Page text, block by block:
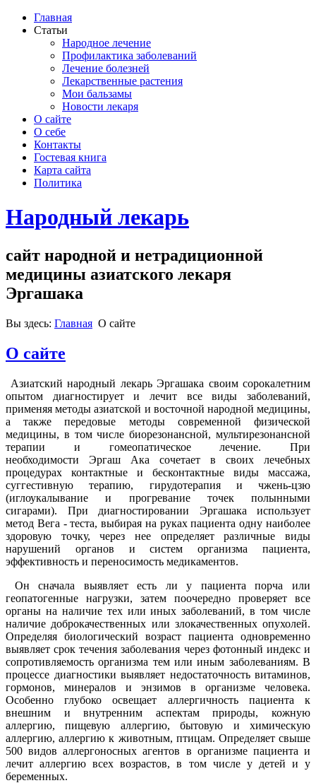
Главная
Статьи
Народное лечение
Профилактика заболеваний
Лечение болезней
Лекарственные растения
Мои бальзамы
Новости лекаря
О сайте
О себе
Контакты
Гостевая книга
Карта сайта
Политика
Народный лекарь
сайт народной и нетрадиционной
медицины азиатского лекаря
Эргашака
Вы здесь: Главная О сайте
О сайте
Азиатский народный лекарь Эргашака своим сорокалетним
опытом диагностирует и лечит все виды заболеваний,
применяя методы азиатской и восточной народной медицины,
а также передовые методы современной физической
медицины, в том числе биорезонансной, мультирезонансной
терапии и гомеопатическое лечение. При
необходимости Эргаш Ака сочетает в своих лечебных
процедурах контактные и бесконтактные виды массажа,
суггестивную терапию, гирудотерапия и чжень-цзю
(иглоукалывание и прогревание точек полынными
сигарами). При диагностировании Эргашака использует
метод Вега - теста, выбирая на руках пациента одну наиболее
здоровую точку, через нее определяет различные виды
нарушений органов и систем организма пациента,
эффективность и переносимость медикаментов.
Он сначала выявляет есть ли у пациента порча или
геопатогенные нагрузки, затем поочередно проверяет все
органы на наличие тех или иных заболеваний, в том числе
наличие доброкачественных или злокачественных опухолей.
Определяя биологический возраст пациента одновременно
выявляет срок течения заболевания через фотонный индекс и
сопротивляемость организма тем или иным заболеваниям. В
процессе диагностики выявляет недостаточность витаминов,
гормонов, минералов и энзимов в организме человека.
Особенно глубоко освещает аллергичность пациента к
внешним и внутренним аспектам природы, кожную
аллергию, пищевую аллергию, бытовую и химическую
аллергию, аллергию к животным, птицам. Определяет свыше
500 видов аллергоносных агентов в организме пациента и
лечит аллергию всех возрастов, в том числе у детей и у
беременных.